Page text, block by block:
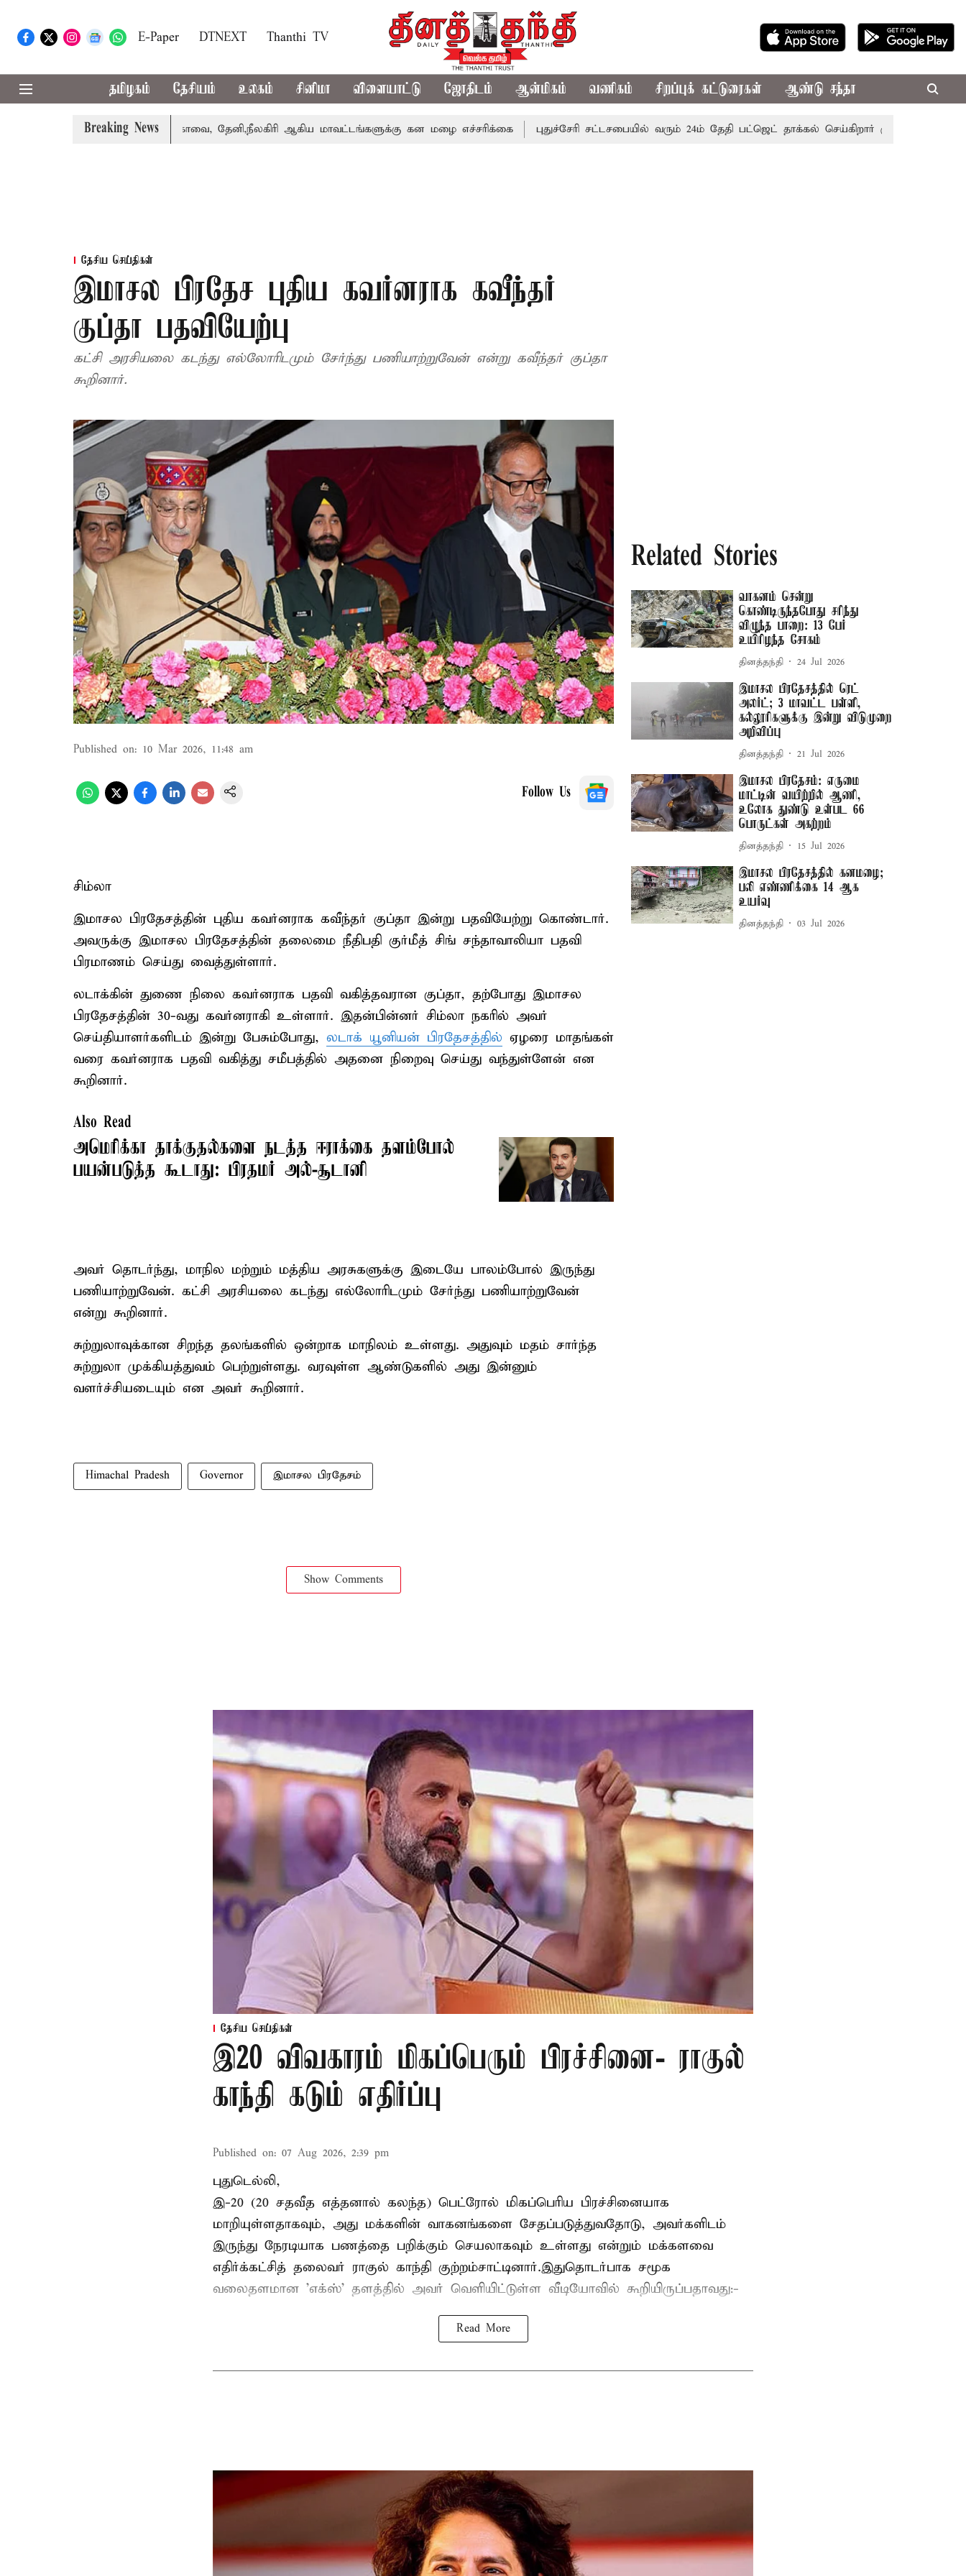
E-Paper DTNEXT Thanthi TV
தமிழகம் தேசியம் உலகம் சினிமா விளையாட்டு ஜோதிடம் ஆன்மிகம் வணிகம் சிறப்புக் கட்டுரைகள் ஆண்டு சந்தா
Breaking News
பெற்றார் சங்கீதா கோவை, தேனி,நீலகிரி ஆகிய மாவட்டங்களுக்கு கன மழை எச்சரிக்கை புதுச்சேரி சட்டசபையில் வரும் 24ம் தேதி பட்ஜெட் தாக்கல் செய்கிறார் முதல்-அமைச்சர் ரங்கசாமி
தேசிய செய்திகள்
இமாசல பிரதேச புதிய கவர்னராக கவீந்தர்
குப்தா பதவியேற்பு
கட்சி அரசியலை கடந்து எல்லோரிடமும் சேர்ந்து பணியாற்றுவேன் என்று கவீந்தர் குப்தா
கூறினார்.
Published on: 10 Mar 2026, 11:48 am
Follow Us
சிம்லா
இமாசல பிரதேசத்தின் புதிய கவர்னராக கவீந்தர் குப்தா இன்று பதவியேற்று கொண்டார்.
அவருக்கு இமாசல பிரதேசத்தின் தலைமை நீதிபதி குர்மீத் சிங் சந்தாவாலியா பதவி
பிரமாணம் செய்து வைத்துள்ளார்.
லடாக்கின் துணை நிலை கவர்னராக பதவி வகித்தவரான குப்தா, தற்போது இமாசல
பிரதேசத்தின் 30-வது கவர்னராகி உள்ளார். இதன்பின்னர் சிம்லா நகரில் அவர்
செய்தியாளர்களிடம் இன்று பேசும்போது, லடாக் யூனியன் பிரதேசத்தில் ஏழரை மாதங்கள்
வரை கவர்னராக பதவி வகித்து சமீபத்தில் அதனை நிறைவு செய்து வந்துள்ளேன் என
கூறினார்.
Also Read
அமெரிக்கா தாக்குதல்களை நடத்த ஈராக்கை தளம்போல்
பயன்படுத்த கூடாது: பிரதமர் அல்-சூடானி
அவர் தொடர்ந்து, மாநில மற்றும் மத்திய அரசுகளுக்கு இடையே பாலம்போல் இருந்து
பணியாற்றுவேன். கட்சி அரசியலை கடந்து எல்லோரிடமும் சேர்ந்து பணியாற்றுவேன்
என்று கூறினார்.
சுற்றுலாவுக்கான சிறந்த தலங்களில் ஒன்றாக மாநிலம் உள்ளது. அதுவும் மதம் சார்ந்த
சுற்றுலா முக்கியத்துவம் பெற்றுள்ளது. வரவுள்ள ஆண்டுகளில் அது இன்னும்
வளர்ச்சியடையும் என அவர் கூறினார்.
Himachal Pradesh Governor இமாசல பிரதேசம்
Show Comments
Related Stories
வாகனம் சென்று
கொண்டிருந்தபோது சரிந்து
விழுந்த பாறை: 13 பேர்
உயிரிழந்த சோகம்
தினத்தந்தி 24 Jul 2026
இமாசல பிரதேசத்தில் ரெட்
அலர்ட்; 3 மாவட்ட பள்ளி,
கல்லூரிகளுக்கு இன்று விடுமுறை
அறிவிப்பு
தினத்தந்தி 21 Jul 2026
இமாசல பிரதேசம்: எருமை
மாட்டின் வயிற்றில் ஆணி,
உலோக துண்டு உள்பட 66
பொருட்கள் அகற்றம்
தினத்தந்தி 15 Jul 2026
இமாசல பிரதேசத்தில் கனமழை;
பலி எண்ணிக்கை 14 ஆக
உயர்வு
தினத்தந்தி 03 Jul 2026
தேசிய செய்திகள்
இ20 விவகாரம் மிகப்பெரும் பிரச்சினை- ராகுல்
காந்தி கடும் எதிர்ப்பு
Published on: 07 Aug 2026, 2:39 pm
புதுடெல்லி,
இ-20 (20 சதவீத எத்தனால் கலந்த) பெட்ரோல் மிகப்பெரிய பிரச்சினையாக
மாறியுள்ளதாகவும், அது மக்களின் வாகனங்களை சேதப்படுத்துவதோடு, அவர்களிடம்
இருந்து நேரடியாக பணத்தை பறிக்கும் செயலாகவும் உள்ளது என்றும் மக்களவை
எதிர்க்கட்சித் தலைவர் ராகுல் காந்தி குற்றம்சாட்டினார்.இதுதொடர்பாக சமூக
வலைதளமான 'எக்ஸ்' தளத்தில் அவர் வெளியிட்டுள்ள வீடியோவில் கூறியிருப்பதாவது:-
Read More